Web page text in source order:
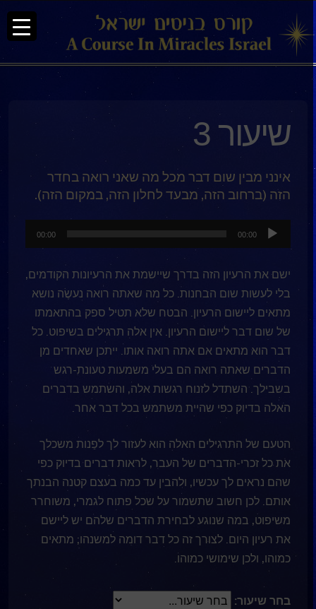
שיעור 3
אינני מבין שום דבר מכל מה שאני רואה בחדר
הזה (ברחוב הזה, מבעד לחלון הזה, במקום הזה).
אודיו
00:00
00:00
ישם את הרעיון הזה בדרך שיישמת את הרעיונות הקודמים,
בלי לעשות שום הבחנות. כל מה שאתה רואה נעשֶׂה נושא
מתאים ליישום הרעיון. הבטח שלא תטיל ספק בהתאמתו
של שום דבר ליישום הרעיון. אין אלה תרגילים בשיפוט. כל
דבר הוא מתאים אם אתה רואה אותו. ייתכן שאחדים מן
הדברים שאתה רואה הם בעלי משמעות טעונת-רגש
בשבילך. השתדל לזנוח רגשות אלה, והשתמש בדברים
האלה בדיוק כפי שהיית משתמש בכל דבר אחר.
הטעם של התרגילים האלה הוא לעזור לך לפַנות משכלך
את כל זכרי-הדברים של העבר, לראות דברים בדיוק כפי
שהם נראים לך עכשיו, ולהבין עד כמה בעצם קטנה הבנתך
אותם. לכן חשוב שתשמור על שכל פתוח לגמרי, משוחרר
משיפוט, במה שנוגע לבחירת הדברים שלהם יש ליישם
את רעיון היום. לצורך זה כל דבר דומה למשנהו; מתאים
כמוהו, ולכן שימושי כמוהו.
בחר שיעור: